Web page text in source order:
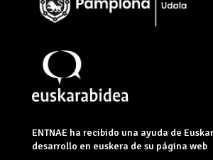
ENTNAE ha recibido una ayuda de
desarrollo en euskera de su página web